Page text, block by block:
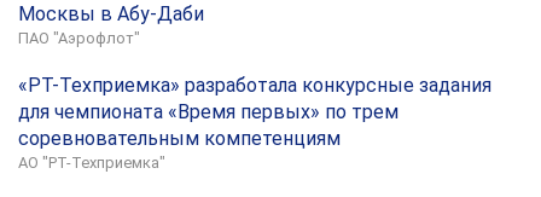
Москвы в Абу-Даби
ПАО "Аэрофлот"
«РТ-Техприемка» разработала конкурсные задания
для чемпионата «Время первых» по трем
соревновательным компетенциям
АО "РТ-Техприемка"